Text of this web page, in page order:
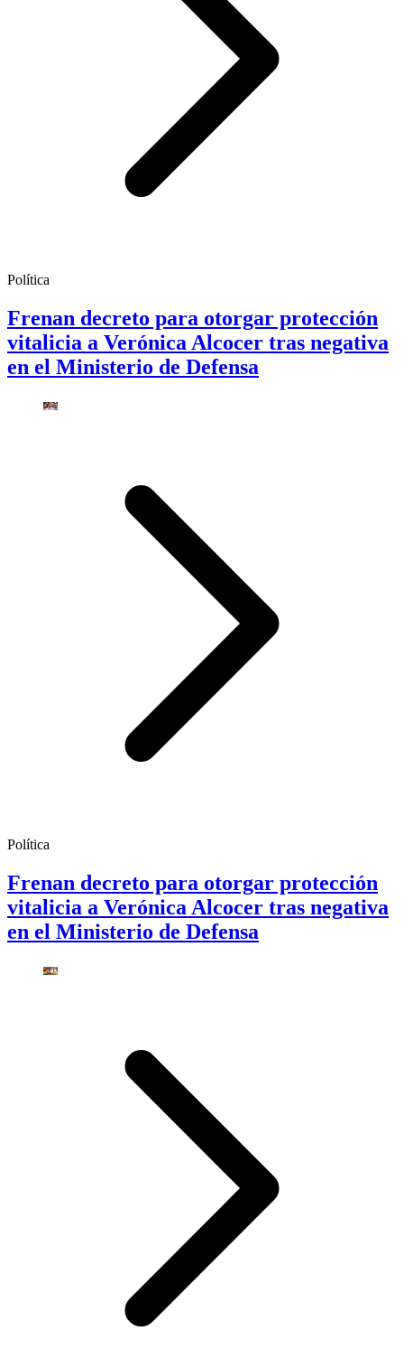
Política
Frenan decreto para otorgar protección
vitalicia a Verónica Alcocer tras negativa
en el Ministerio de Defensa
Política
Frenan decreto para otorgar protección
vitalicia a Verónica Alcocer tras negativa
en el Ministerio de Defensa